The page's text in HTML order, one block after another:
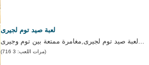
لعبة صيد توم لجيرى
لعبة صيد توم لجيرى,مغامرة ممتعة بين توم وجيرى...
(مرات اللعب: 3 716)